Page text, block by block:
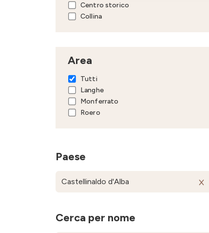
Centro storico
Collina
Area
Tutti
Langhe
Monferrato
Roero
Paese
Cerca per nome